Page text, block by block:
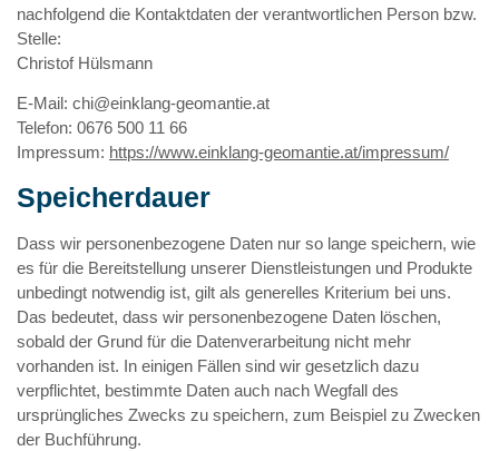
nachfolgend die Kontaktdaten der verantwortlichen Person bzw.
Stelle:
Christof Hülsmann
E-Mail: chi@einklang-geomantie.at
Telefon: 0676 500 11 66
Impressum: https://www.einklang-geomantie.at/impressum/
Speicherdauer
Dass wir personenbezogene Daten nur so lange speichern, wie
es für die Bereitstellung unserer Dienstleistungen und Produkte
unbedingt notwendig ist, gilt als generelles Kriterium bei uns.
Das bedeutet, dass wir personenbezogene Daten löschen,
sobald der Grund für die Datenverarbeitung nicht mehr
vorhanden ist. In einigen Fällen sind wir gesetzlich dazu
verpflichtet, bestimmte Daten auch nach Wegfall des
ursprüngliches Zwecks zu speichern, zum Beispiel zu Zwecken
der Buchführung.